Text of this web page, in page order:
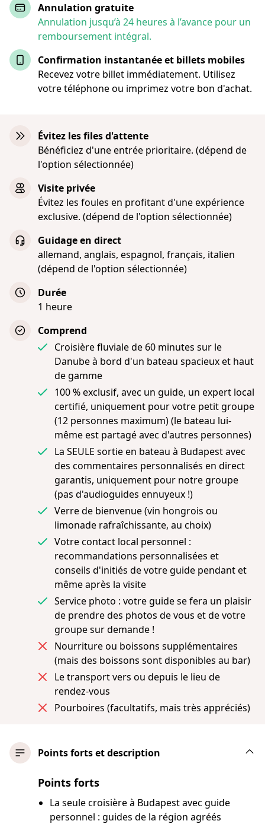
Annulation gratuite
Annulation jusqu’à 24 heures à l’avance pour un
remboursement intégral.
Confirmation instantanée et billets mobiles
Recevez votre billet immédiatement. Utilisez
votre téléphone ou imprimez votre bon d'achat.
Évitez les files d'attente
Bénéficiez d'une entrée prioritaire. (dépend de
l'option sélectionnée)
Visite privée
Évitez les foules en profitant d'une expérience
exclusive. (dépend de l'option sélectionnée)
Guidage en direct
allemand, anglais, espagnol, français, italien
(dépend de l'option sélectionnée)
Durée
1 heure
Comprend
Croisière fluviale de 60 minutes sur le
Danube à bord d'un bateau spacieux et haut
de gamme
100 % exclusif, avec un guide, un expert local
certifié, uniquement pour votre petit groupe
(12 personnes maximum) (le bateau lui-
même est partagé avec d'autres personnes)
La SEULE sortie en bateau à Budapest avec
des commentaires personnalisés en direct
garantis, uniquement pour notre groupe
(pas d'audioguides ennuyeux !)
Verre de bienvenue (vin hongrois ou
limonade rafraîchissante, au choix)
Votre contact local personnel :
recommandations personnalisées et
conseils d'initiés de votre guide pendant et
même après la visite
Service photo : votre guide se fera un plaisir
de prendre des photos de vous et de votre
groupe sur demande !
Nourriture ou boissons supplémentaires
(mais des boissons sont disponibles au bar)
Le transport vers ou depuis le lieu de
rendez-vous
Pourboires (facultatifs, mais très appréciés)
Points forts et description
Points forts
La seule croisière à Budapest avec guide
personnel : guides de la région agréés